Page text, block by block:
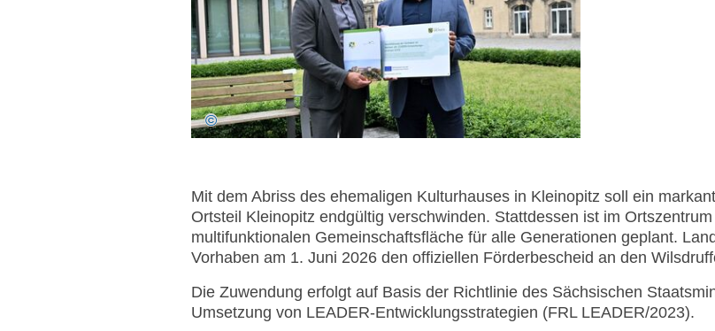
Mit dem Abriss des ehemaligen Kulturhauses in Kleinopitz soll ein
Ortsteil Kleinopitz endgültig verschwinden. Stattdessen ist im
multifunktionalen Gemeinschaftsfläche für alle Generationen geplant.
Vorhaben am 1. Juni 2026 den offiziellen Förderbescheid an den
Die Zuwendung erfolgt auf Basis der Richtlinie des Sächsischen
Umsetzung von LEADER-Entwicklungsstrategien (FRL LEADER/2023).